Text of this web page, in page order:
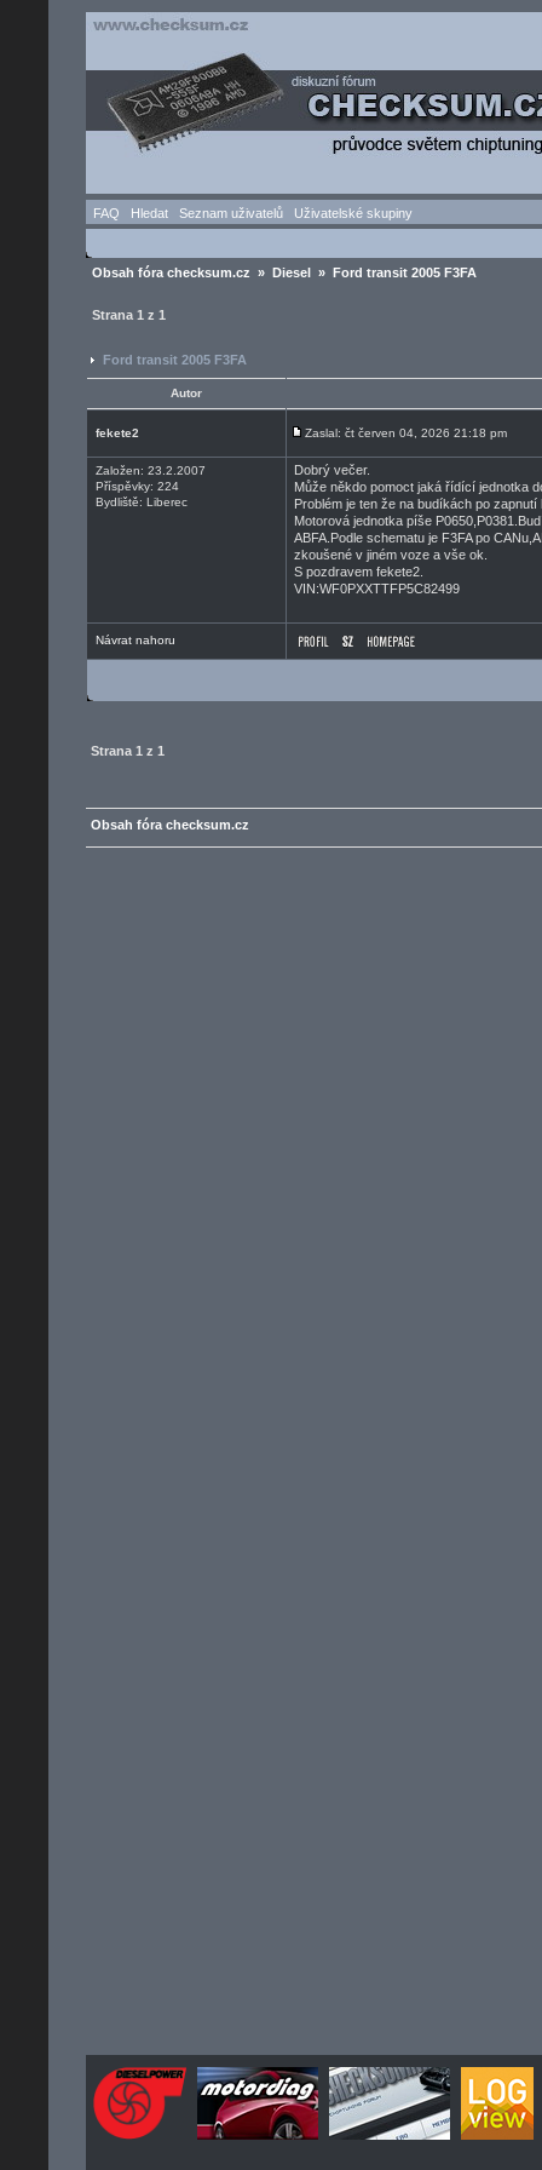
FAQ Hledat Seznam uživatelů Uživatelské skupiny
Obsah fóra checksum.cz » Diesel » Ford transit 2005 F3FA
Strana 1 z 1
Ford transit 2005 F3FA
Autor
fekete2 Zaslal: čt červen 04, 2026 21:18 pm
Založen: 23.2.2007
Příspěvky: 224
Bydliště: Liberec
Dobrý večer.
Může někdo pomoct jaká řídící jednotka
Problém je ten že na budíkách po
Motorová jednotka píše
ABFA.Podle schematu je F3FA po
zkoušené v jiném voze a vše ok.
S pozdravem fekete2.
VIN:WF0PXXTTFP5C82499
Návrat nahoru
Strana 1 z 1
Obsah fóra checksum.cz